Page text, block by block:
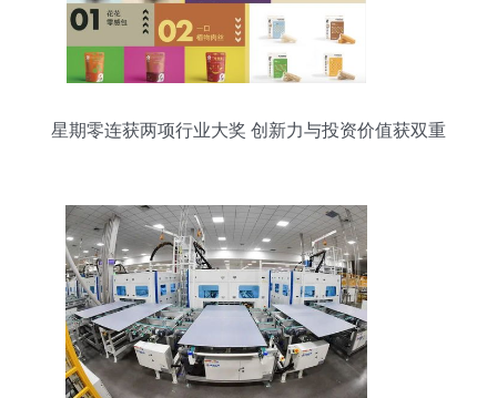
星期零连获两项行业大奖 创新力与投资价值获双重